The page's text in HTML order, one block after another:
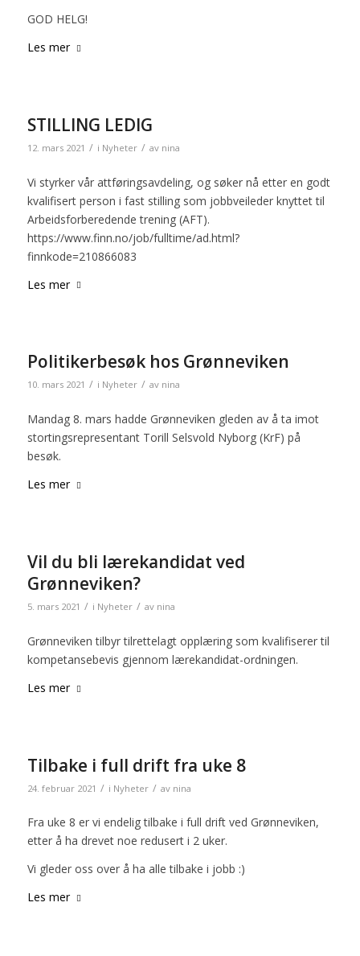
GOD HELG!
Les mer
STILLING LEDIG
12. mars 2021 / i Nyheter / av nina
Vi styrker vår attføringsavdeling, og søker nå etter en godt
kvalifisert person i fast stilling som jobbveileder knyttet til
Arbeidsforberedende trening (AFT).
https://www.finn.no/job/fulltime/ad.html?
finnkode=210866083
Les mer
Politikerbesøk hos Grønneviken
10. mars 2021 / i Nyheter / av nina
Mandag 8. mars hadde Grønneviken gleden av å ta imot
stortingsrepresentant Torill Selsvold Nyborg (KrF) på
besøk.
Les mer
Vil du bli lærekandidat ved
Grønneviken?
5. mars 2021 / i Nyheter / av nina
Grønneviken tilbyr tilrettelagt opplæring som kvalifiserer til
kompetansebevis gjennom lærekandidat-ordningen.
Les mer
Tilbake i full drift fra uke 8
24. februar 2021 / i Nyheter / av nina
Fra uke 8 er vi endelig tilbake i full drift ved Grønneviken,
etter å ha drevet noe redusert i 2 uker.
Vi gleder oss over å ha alle tilbake i jobb :)
Les mer